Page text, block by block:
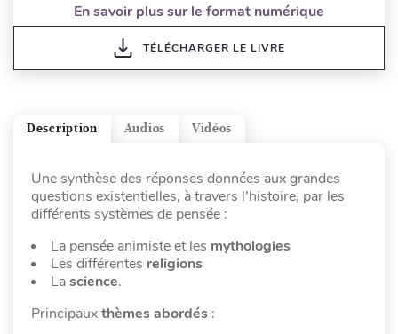
En savoir plus sur le format numérique
TÉLÉCHARGER LE LIVRE
Vidéos
Audios
Description
Une synthèse des réponses données aux grandes
questions existentielles, à travers l’histoire, par les
différents systèmes de pensée :
La pensée animiste et les mythologies
Les différentes religions
Lascience.
Principauxthèmes abordés :